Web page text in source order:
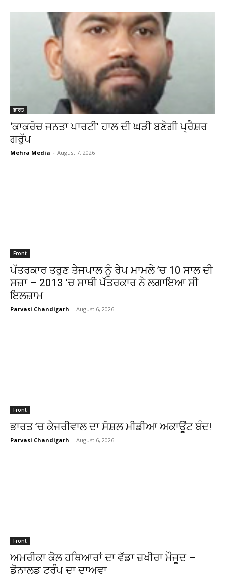
ਭਾਰਤ
‘ਕਾਕਰੋਚ ਜਨਤਾ ਪਾਰਟੀ’ ਹਾਲ ਦੀ ਘੜੀ ਬਣੇਗੀ ਪ੍ਰੈਸ਼ਰ
ਗਰੁੱਪ
Mehra Media - August 7, 2026
Front
ਪੱਤਰਕਾਰ ਤਰੁਣ ਤੇਜਪਾਲ ਨੂੰ ਰੇਪ ਮਾਮਲੇ ’ਚ 10 ਸਾਲ ਦੀ
ਸਜ਼ਾ – 2013 ’ਚ ਸਾਥੀ ਪੱਤਰਕਾਰ ਨੇ ਲਗਾਇਆ ਸੀ
ਇਲਜ਼ਾਮ
Parvasi Chandigarh - August 6, 2026
Front
ਭਾਰਤ ’ਚ ਕੇਜਰੀਵਾਲ ਦਾ ਸੋਸ਼ਲ ਮੀਡੀਆ ਅਕਾਊਂਟ ਬੰਦ!
Parvasi Chandigarh - August 6, 2026
Front
ਅਮਰੀਕਾ ਕੋਲ ਹਥਿਆਰਾਂ ਦਾ ਵੱਡਾ ਜ਼ਖੀਰਾ ਮੌਜੂਦ –
ਡੋਨਾਲਡ ਟਰੰਪ ਦਾ ਦਾਅਵਾ